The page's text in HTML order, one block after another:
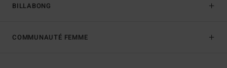
BILLABONG
COMMUNAUTÉ FEMME